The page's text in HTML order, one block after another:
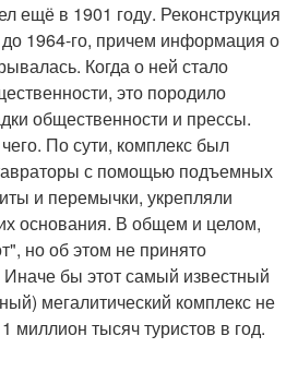
ещё в 1901 году. Реконструкция
1964-го, причем информация о
Когда о ней стало
это породило
общественности и прессы.
По сути, комплекс был
с помощью подъемных
и перемычки, укрепляли
основания. В общем и целом,
но об этом не принято
Иначе бы этот самый известный
мегалитический комплекс не
миллион тысяч туристов в год.